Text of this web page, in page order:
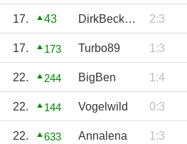
17. 43 DirkBeckmann 2:3
17. 173 Turbo89 1:3
22. 244 BigBen 1:4
22. 144 Vogelwild 0:3
22. 633 Annalena 1:3